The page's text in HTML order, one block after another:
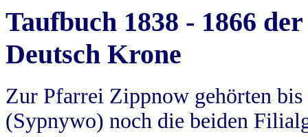
Taufbuch 1838 - 1866
Deutsch Krone
Zur Pfarrei Zippnow gehörten
(Sypnywo) noch die beiden